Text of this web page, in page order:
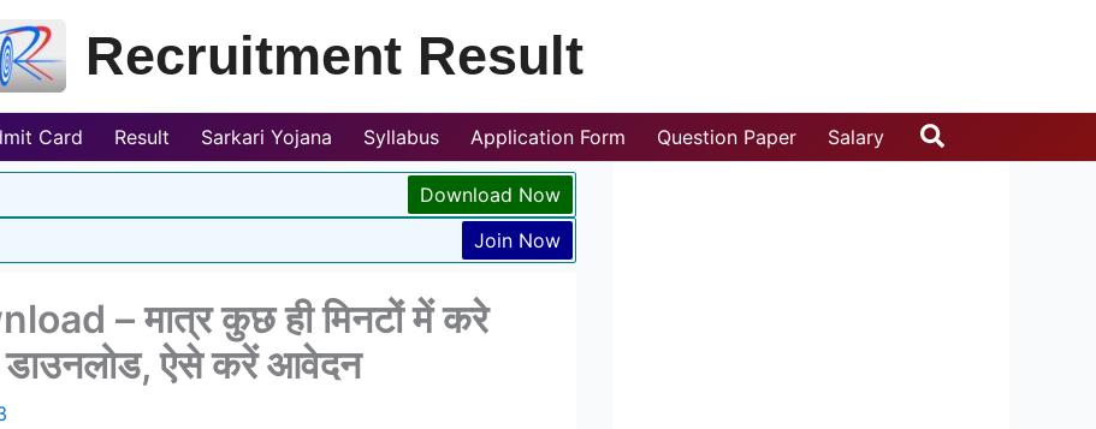
Recruitment Result
Card Result Sarkari Yojana Syllabus Application Form Question Paper Salary Search
Download Now
Join Now
– मात्र कुछ ही मिनटों में करे
ऐसे करें आवेदन